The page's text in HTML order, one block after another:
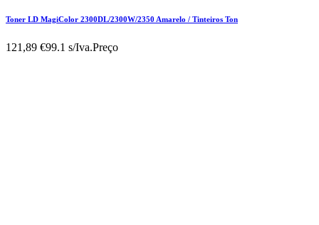
Toner LD MagiColor 2300DL/2300W/2350 Amarelo / Tinteiros Ton
121,89 €99.1 s/Iva.Preço